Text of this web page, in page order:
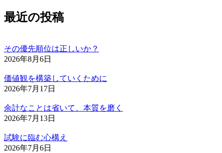
最近の投稿
その優先順位は正しいか？
2026年8月6日
価値観を構築していくために
2026年7月17日
余計なことは省いて、本質を磨く
2026年7月13日
試験に臨む心構え
2026年7月6日